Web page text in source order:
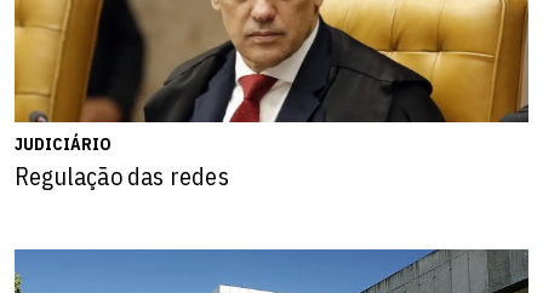
JUDICIÁRIO
Regulação das redes